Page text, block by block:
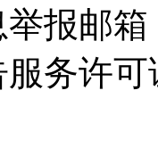
报邮箱
许可